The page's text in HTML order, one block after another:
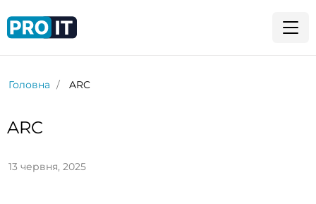
Головна ARC
ARC
13 червня, 2025